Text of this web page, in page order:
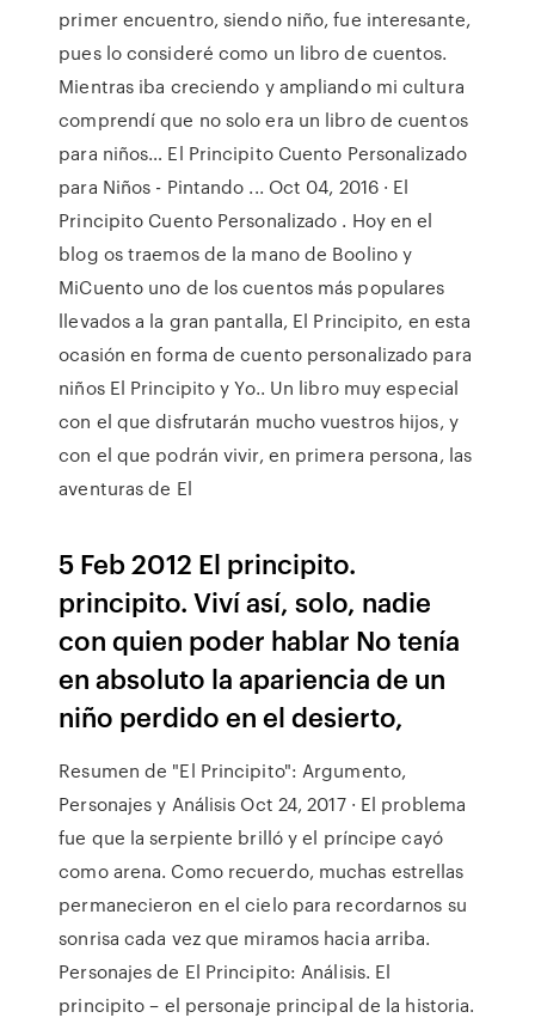
primer encuentro, siendo niño, fue interesante,
pues lo consideré como un libro de cuentos.
Mientras iba creciendo y ampliando mi cultura
comprendí que no solo era un libro de cuentos
para niños… El Principito Cuento Personalizado
para Niños - Pintando ... Oct 04, 2016 · El
Principito Cuento Personalizado . Hoy en el
blog os traemos de la mano de Boolino y
MiCuento uno de los cuentos más populares
llevados a la gran pantalla, El Principito, en esta
ocasión en forma de cuento personalizado para
niños El Principito y Yo.. Un libro muy especial
con el que disfrutarán mucho vuestros hijos, y
con el que podrán vivir, en primera persona, las
aventuras de El
5 Feb 2012 El principito.
principito. Viví así, solo, nadie
con quien poder hablar No tenía
en absoluto la apariencia de un
niño perdido en el desierto,
Resumen de "El Principito": Argumento,
Personajes y Análisis Oct 24, 2017 · El problema
fue que la serpiente brilló y el príncipe cayó
como arena. Como recuerdo, muchas estrellas
permanecieron en el cielo para recordarnos su
sonrisa cada vez que miramos hacia arriba.
Personajes de El Principito: Análisis. El
principito – el personaje principal de la historia.